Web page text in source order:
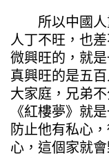
所以中國人
人丁不旺，也
微興旺的，就
真興旺的是五
大家庭，兄弟
《紅樓夢》就
防止他有私心
心，這個家就